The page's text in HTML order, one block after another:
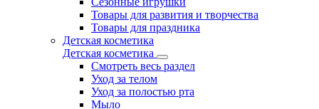
Товары для развития и творчества
Товары для праздника
Детская косметика
Детская косметика
Смотреть весь раздел
Уход за телом
Уход за полостью рта
Мыло